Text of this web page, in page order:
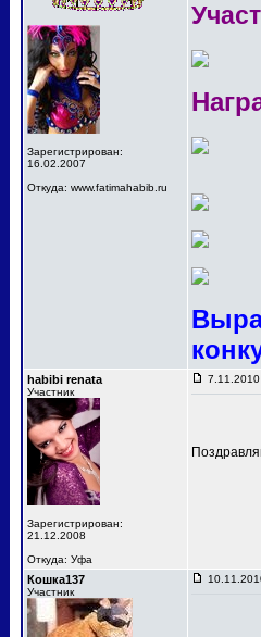
Зарегистрирован:
16.02.2007
Откуда: www.fatimahabib.ru
habibi renata
Участник
Зарегистрирован:
21.12.2008
Откуда: Уфа
Кошка137
Участник